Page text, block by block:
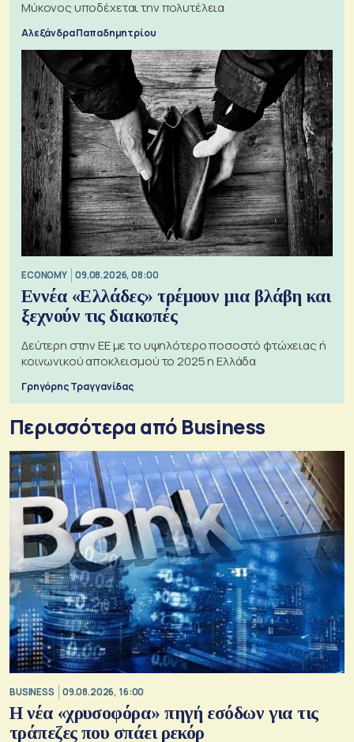
Μύκονος υποδέχεται την πολυτέλεια
Αλεξάνδρα Παπαδημητρίου
ECONOMY 09.08.2026, 08:00
Εννέα «Ελλάδες» τρέμουν μια βλάβη και
ξεχνούν τις διακοπές
Δεύτερη στην ΕΕ με το υψηλότερο ποσοστό φτώχειας ή
κοινωνικού αποκλεισμού το 2025 η Ελλάδα
Γρηγόρης Τραγγανίδας
Περισσότερα από Business
BUSINESS 09.08.2026, 16:00
Η νέα «χρυσοφόρα» πηγή εσόδων για τις
τράπεζες που σπάει ρεκόρ